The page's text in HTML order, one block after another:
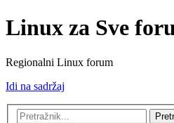
Linux za Sve
Regionalni Linux forum
Idi na sadržaj